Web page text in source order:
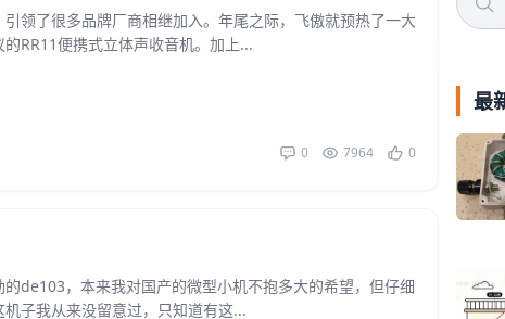
领了很多品牌厂商相继加入。年尾之际，飞傲就预热了一大
RR11便携式立体声收音机。加上...
0 7964 0
de103，本来我对国产的微型小机不抱多大的希望，但仔细
子我从来没留意过，只知道有这...
最